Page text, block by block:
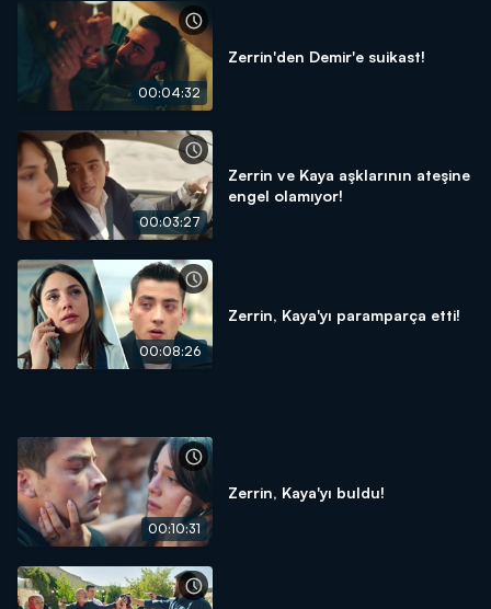
00:04:32
Zerrin'den Demir'e suikast!
00:03:27
Zerrin ve Kaya aşklarının ateşine
engel olamıyor!
00:08:26
Zerrin, Kaya'yı paramparça etti!
00:10:31
Zerrin, Kaya'yı buldu!